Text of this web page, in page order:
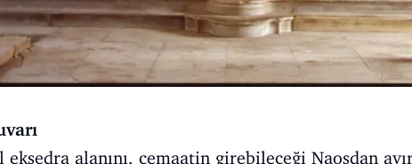
alanını, cemaatin girebileceği Naosdan